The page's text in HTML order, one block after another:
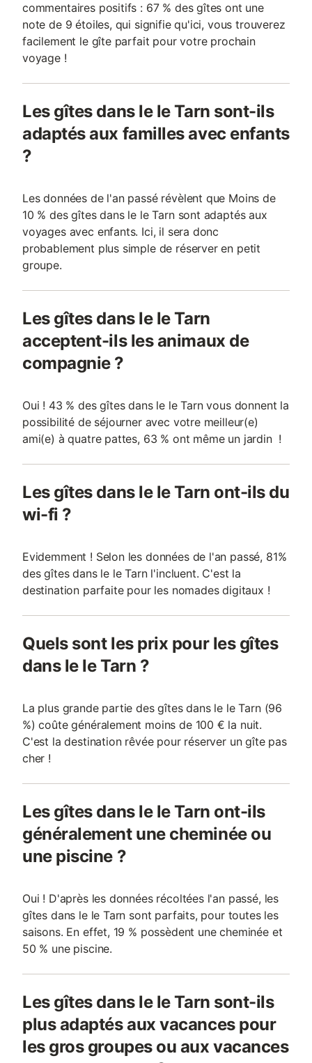
commentaires positifs : 67 % des gîtes ont une
note de 9 étoiles, qui signifie qu'ici, vous trouverez
facilement le gîte parfait pour votre prochain
voyage !
Les gîtes dans le le Tarn sont-ils
adaptés aux familles avec enfants
?
Les données de l'an passé révèlent que Moins de
10 % des gîtes dans le le Tarn sont adaptés aux
voyages avec enfants. Ici, il sera donc
probablement plus simple de réserver en petit
groupe.
Les gîtes dans le le Tarn
acceptent-ils les animaux de
compagnie ?
Oui ! 43 % des gîtes dans le le Tarn vous donnent la
possibilité de séjourner avec votre meilleur(e)
ami(e) à quatre pattes, 63 % ont même un jardin !
Les gîtes dans le le Tarn ont-ils du
wi-fi ?
Evidemment ! Selon les données de l'an passé, 81%
des gîtes dans le le Tarn l'incluent. C'est la
destination parfaite pour les nomades digitaux !
Quels sont les prix pour les gîtes
dans le le Tarn ?
La plus grande partie des gîtes dans le le Tarn (96
%) coûte généralement moins de 100 € la nuit.
C'est la destination rêvée pour réserver un gîte pas
cher !
Les gîtes dans le le Tarn ont-ils
généralement une cheminée ou
une piscine ?
Oui ! D'après les données récoltées l'an passé, les
gîtes dans le le Tarn sont parfaits, pour toutes les
saisons. En effet, 19 % possèdent une cheminée et
50 % une piscine.
Les gîtes dans le le Tarn sont-ils
plus adaptés aux vacances pour
les gros groupes ou aux vacances